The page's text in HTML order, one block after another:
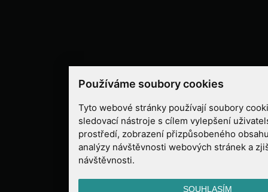
Používáme soubory cookies
Tyto webové stránky používají soubory
sledovací nástroje s cílem vylepšení
prostředí, zobrazení přizpůsobeného
analýzy návštěvnosti webových stránek a
návštěvnosti.
SOUHLASÍM